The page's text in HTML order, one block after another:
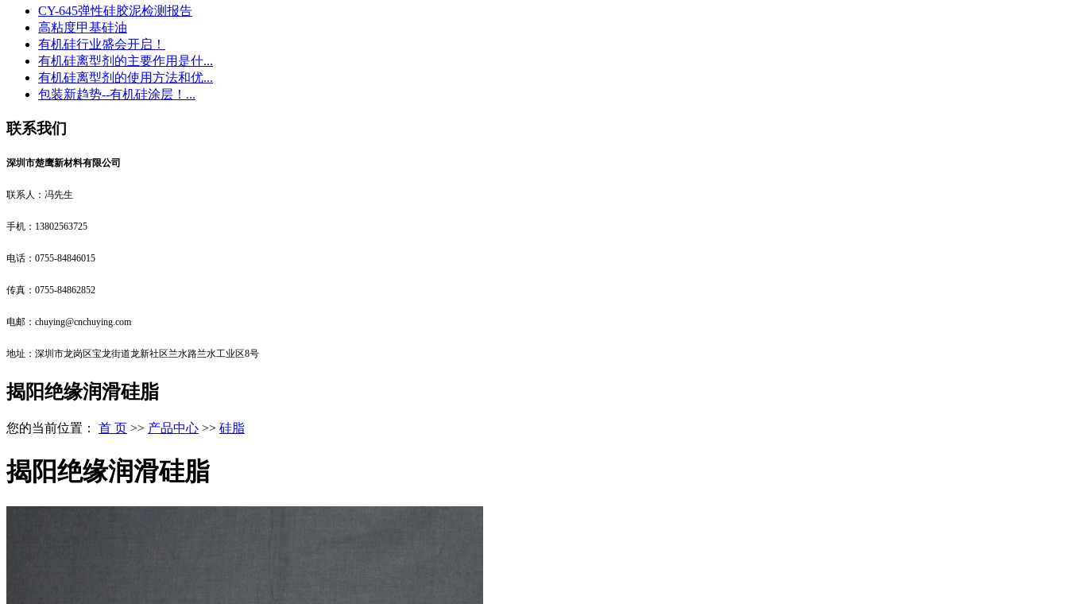
CY-645弹性硅胶泥检测报告
高粘度甲基硅油
有机硅行业盛会开启！
有机硅离型剂的主要作用是什...
有机硅离型剂的使用方法和优...
包装新趋势--有机硅涂层！...
联系我们
深圳市楚鹰新材料有限公司
联系人：冯先生
手机：13802563725
电话：0755-84846015
传真：0755-84862852
电邮：chuying@cnchuying.com
地址：深圳市龙岗区宝龙街道龙新社区兰水路兰水工业区8号
揭阳绝缘润滑硅脂
您的当前位置： 首 页 >> 产品中心 >> 硅脂
揭阳绝缘润滑硅脂